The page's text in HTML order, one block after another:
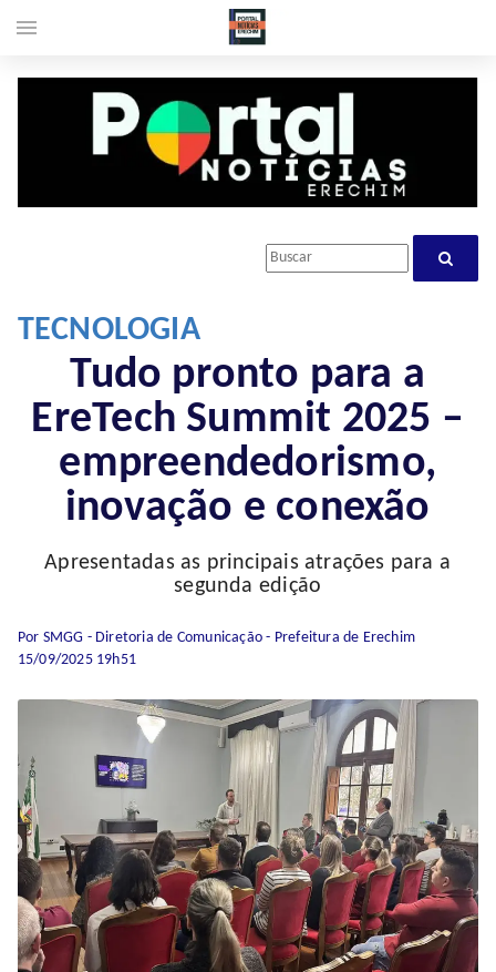
TECNOLOGIA
Tudo pronto para a
EreTech Summit 2025 –
empreendedorismo,
inovação e conexão
Apresentadas as principais atrações para a
segunda edição
Por SMGG - Diretoria de Comunicação - Prefeitura de Erechim
15/09/2025 19h51
menu